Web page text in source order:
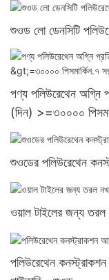
শুওড লো ডেনসিটি
পণ্য পলিউরেথেন অগ্নি
(দিন) >=৩০০০০
শুওডের পলিউরেথেন
ওয়াল টাইলের জন্য
পলিউরেথেন